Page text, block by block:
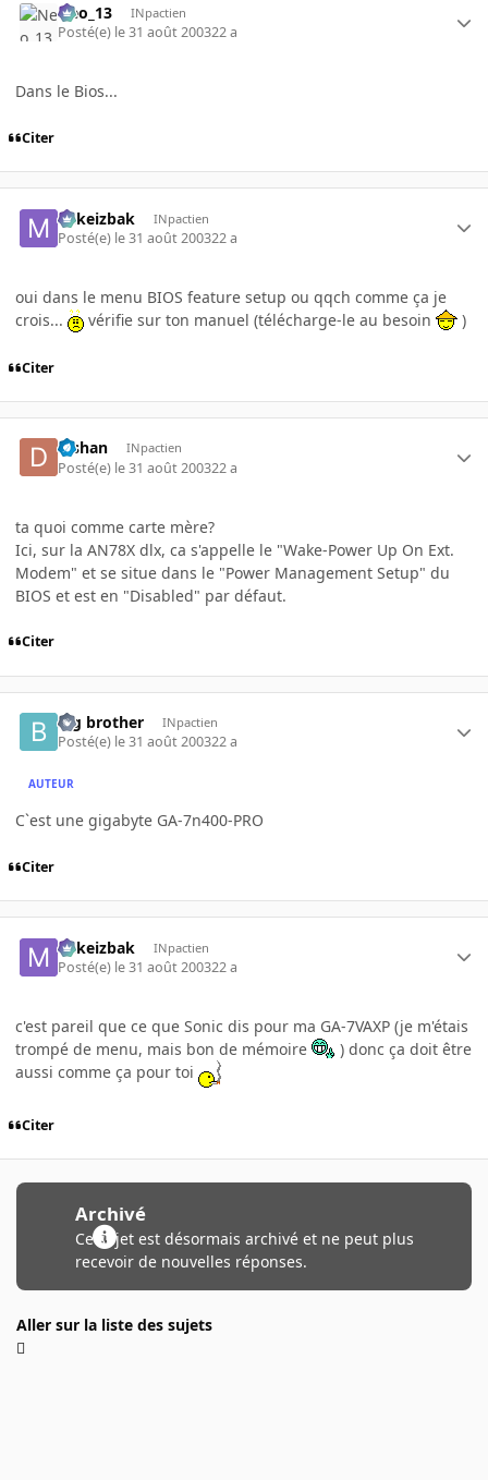
Neo_13 INpactien
Posté(e) le 31 août 200322 a
Dans le Bios...
Citer
Mikeizbak INpactien
Posté(e) le 31 août 200322 a
oui dans le menu BIOS feature setup ou qqch comme ça je
crois...
vérifie sur ton manuel (télécharge-le au besoin )
Citer
djshan INpactien
Posté(e) le 31 août 200322 a
ta quoi comme carte mère?
Ici, sur la AN78X dlx, ca s'appelle le "Wake-Power Up On Ext.
Modem" et se situe dans le "Power Management Setup" du
BIOS et est en "Disabled" par défaut.
Citer
big brother INpactien
Posté(e) le 31 août 200322 a
AUTEUR
C`est une gigabyte GA-7n400-PRO
Citer
Mikeizbak INpactien
Posté(e) le 31 août 200322 a
c'est pareil que ce que Sonic dis pour ma GA-7VAXP (je m'étais
trompé de menu, mais bon de mémoire
) donc ça doit être
aussi comme ça pour toi
Citer
Archivé
Ce sujet est désormais archivé et ne peut plus
recevoir de nouvelles réponses.
Aller sur la liste des sujets